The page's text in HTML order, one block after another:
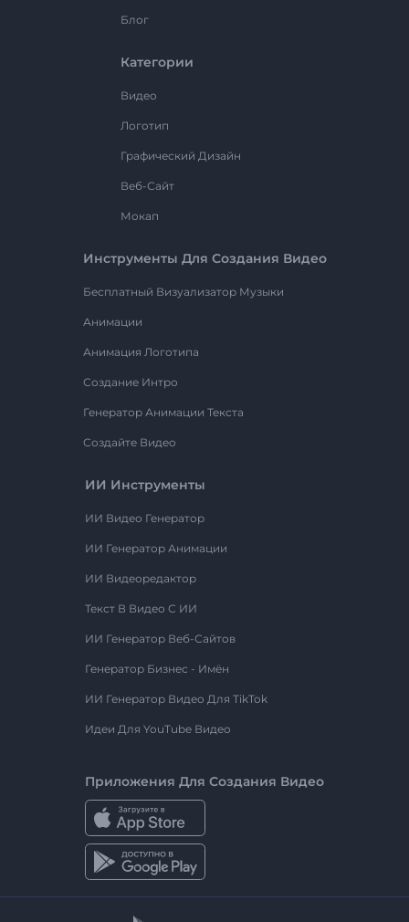
Блог
Категории
Видео
Логотип
Графический Дизайн
Веб-Сайт
Мокап
Инструменты Для Создания Видео
Бесплатный Визуализатор Музыки
Анимации
Анимация Логотипа
Создание Интро
Генератор Анимации Текста
Создайте Видео
ИИ Инструменты
ИИ Видео Генератор
ИИ Генератор Анимации
ИИ Видеоредактор
Текст В Видео С ИИ
ИИ Генератор Веб-Сайтов
Генератор Бизнес - Имён
ИИ Генератор Видео Для TikTok
Идеи Для YouTube Видео
Приложения Для Создания Видео